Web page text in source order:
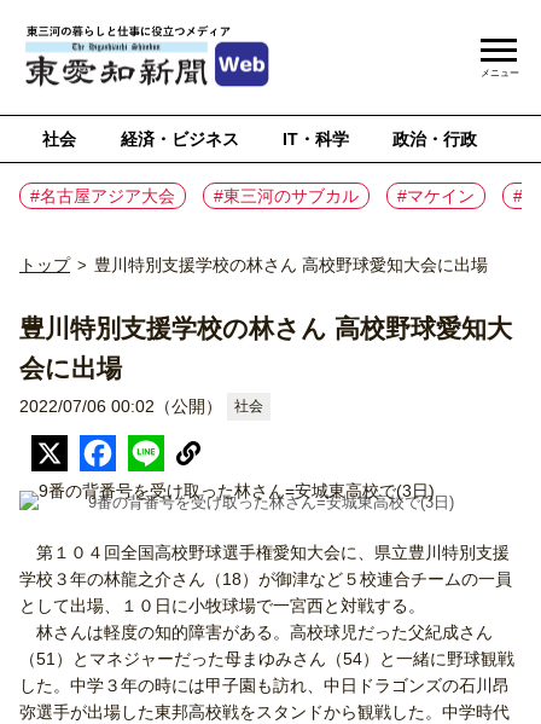
社会 経済・ビジネス IT・科学 政治・行政
#名古屋アジア大会 #東三河のサブカル #マケイン #
メニュー
トップ > 豊川特別支援学校の林さん 高校野球愛知大会に出場
豊川特別支援学校の林さん 高校野球愛知大
会に出場
2022/07/06 00:02（公開） 社会
9番の背番号を受け取った林さん=安城東高校で(3日)
第１０４回全国高校野球選手権愛知大会に、県立豊川特別支援
学校３年の林龍之介さん（18）が御津など５校連合チームの一員
として出場、１０日に小牧球場で一宮西と対戦する。
林さんは軽度の知的障害がある。高校球児だった父紀成さん
（51）とマネジャーだった母まゆみさん（54）と一緒に野球観戦
した。中学３年の時には甲子園も訪れ、中日ドラゴンズの石川昂
弥選手が出場した東邦高校戦をスタンドから観戦した。中学時代